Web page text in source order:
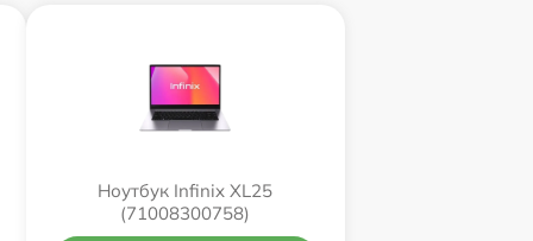
Ноутбук Infinix XL25
(71008300758)